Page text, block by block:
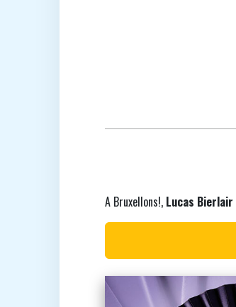
A Bruxellons!, Lucas Bierlair